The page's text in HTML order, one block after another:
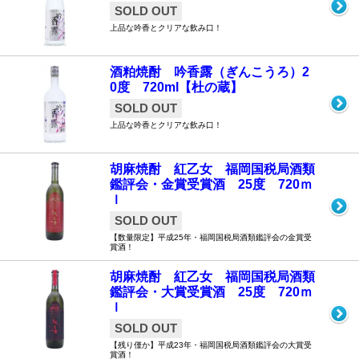
SOLD OUT
上品な吟香とクリアな飲み口！
酒粕焼酎 吟香露（ぎんこうろ）2
0度 720ml【杜の蔵】
SOLD OUT
上品な吟香とクリアな飲み口！
胡麻焼酎 紅乙女 福岡国税局酒類
鑑評会・金賞受賞酒 25度 720ｍ
ｌ
SOLD OUT
【数量限定】平成25年・福岡国税局酒類鑑評会の金賞受
賞酒！
胡麻焼酎 紅乙女 福岡国税局酒類
鑑評会・大賞受賞酒 25度 720ｍ
ｌ
SOLD OUT
【残り僅か】平成23年・福岡国税局酒類鑑評会の大賞受
賞酒！